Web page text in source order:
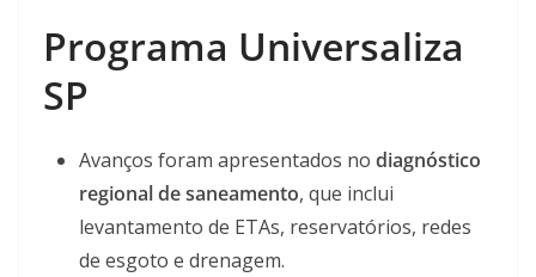
Programa Universaliza
SP
Avanços foram apresentados no diagnóstico
regional de saneamento, que inclui
levantamento de ETAs, reservatórios, redes
de esgoto e drenagem.